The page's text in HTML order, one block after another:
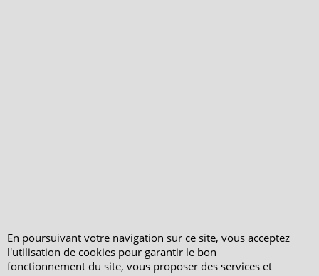
En poursuivant votre navigation sur ce site, vous acceptez
l'utilisation de cookies pour garantir le bon
fonctionnement du site, vous proposer des services et